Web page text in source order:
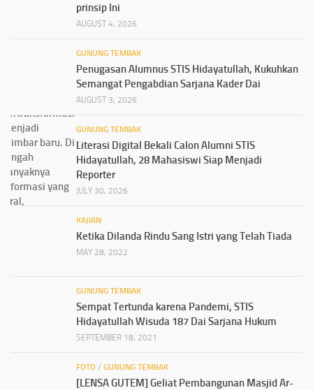
prinsip Ini
AUGUST 4, 2026
GUNUNG TEMBAK
Penugasan Alumnus STIS Hidayatullah, Kukuhkan
Semangat Pengabdian Sarjana Kader Dai
AUGUST 3, 2026
GUNUNG TEMBAK
Literasi Digital Bekali Calon Alumni STIS
Hidayatullah, 28 Mahasiswi Siap Menjadi
Reporter
JULY 30, 2026
KAJIAN
Ketika Dilanda Rindu Sang Istri yang Telah Tiada
MAY 28, 2022
GUNUNG TEMBAK
Sempat Tertunda karena Pandemi, STIS
Hidayatullah Wisuda 187 Dai Sarjana Hukum
SEPTEMBER 18, 2021
FOTO / GUNUNG TEMBAK
[LENSA GUTEM] Geliat Pembangunan Masjid Ar-